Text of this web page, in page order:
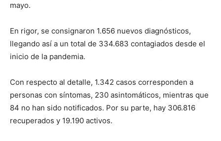
mayo.
En rigor, se consignaron 1.656 nuevos diagnósticos,
llegando así a un total de 334.683 contagiados desde el
inicio de la pandemia.
Con respecto al detalle, 1.342 casos corresponden a
personas con síntomas, 230 asintomáticos, mientras que
84 no han sido notificados. Por su parte, hay 306.816
recuperados y 19.190 activos.